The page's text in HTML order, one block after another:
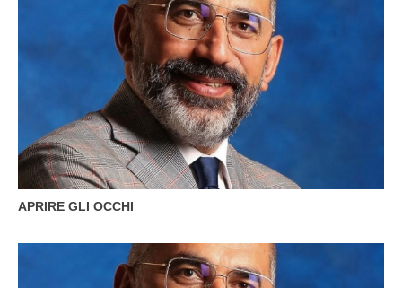
APRIRE GLI OCCHI